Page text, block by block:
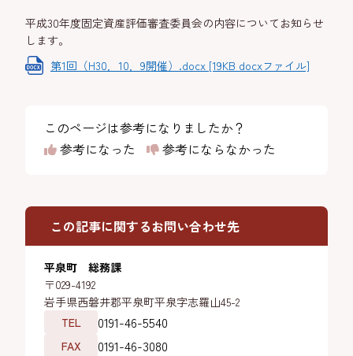
平成30年度固定資産評価審査委員会の内容についてお知らせ
します。
第1回（H30．10．9開催）.docx [19KB docxファイル]
このページは参考になりましたか？
参考になった
参考にならなかった
この記事に関するお問い合わせ先
平泉町 総務課
〒029-4192
岩手県西磐井郡平泉町平泉字志羅山45-2
TEL
0191-46-5540
FAX 0191-46-3080